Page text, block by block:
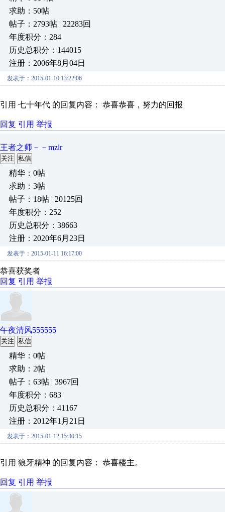
求助：50帖
帖子：2793帖 | 22283回
年度积分：284
历史总积分：144015
注册：2006年8月04日
发表于：2015-01-10 13:22:06
引用 七十年代 的回复内容： 恭喜恭喜，努力的回报
回复 引用 举报
王者之师－－mzlr
关注 私信
精华：0帖
求助：3帖
帖子：18帖 | 20125回
年度积分：252
历史总积分：38663
注册：2020年6月23日
发表于：2015-01-11 16:17:00
恭喜获奖者
回复 引用 举报
午夜清风555555
关注 私信
精华：0帖
求助：2帖
帖子：63帖 | 3967回
年度积分：683
历史总积分：41167
注册：2012年1月21日
发表于：2015-01-12 15:30:15
引用 狼牙精神 的回复内容： 恭喜楼主。
回复 引用 举报